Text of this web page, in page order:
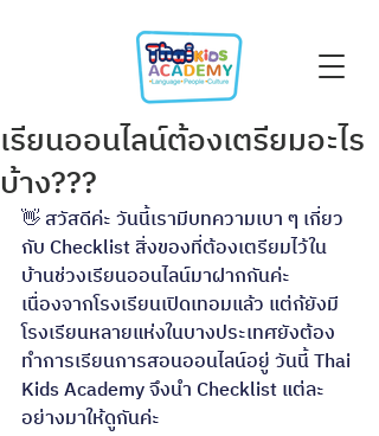
เรียนออนไลน์ต้องเตรียมอะไร
บ้าง???
👋 สวัสดีค่ะ วันนี้เรามีบทความเบา ๆ เกี่ยว
กับ Checklist สิ่งของที่ต้องเตรียมไว้ใน
บ้านช่วงเรียนออนไลน์มาฝากกันค่ะ
เนื่องจากโรงเรียนเปิดเทอมแล้ว แต่ก้ยังมี
โรงเรียนหลายแห่งในบางประเทศยังต้อง
ทำการเรียนการสอนออนไลน์อยู่ วันนี้ Thai
Kids Academy จึงนำ Checklist แต่ละ
อย่างมาให้ดูกันค่ะ